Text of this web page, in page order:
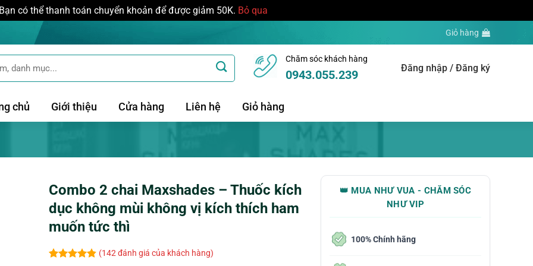
Bạn có thể thanh toán chuyển khoản để được giảm 50K. Bỏ qua
Giỏ hàng
Chăm sóc khách hàng
0943.055.239 Đăng nhập / Đăng ký
chủ Giới thiệu Cửa hàng Liên hệ Giỏ hàng
👑 MUA NHƯ VUA - CHĂM SÓC
NHƯ VIP
100% Chính hãng
Combo 2 chai Maxshades – Thuốc kích
dục không mùi không vị kích thích ham
muốn tức thì
(142đánh giá của khách hàng)